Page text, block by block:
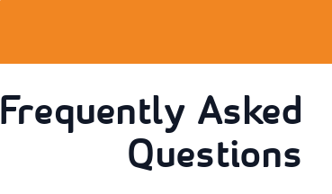
Frequently Asked
Questions